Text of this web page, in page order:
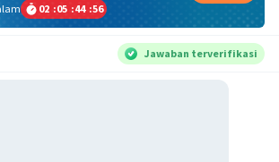
02 :05 :44 :56
Jawaban terverifikasi